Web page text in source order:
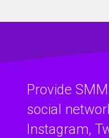
Provide
social
Instagram,